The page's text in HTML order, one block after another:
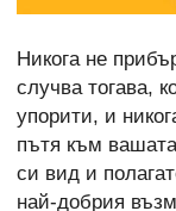
Никога не
случва тогава,
упорити, и
пътя към
си вид и
най-добрия